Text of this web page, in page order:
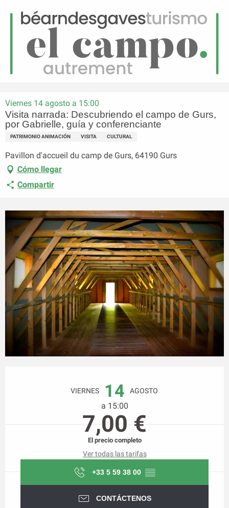
Menú
Página principal
Visita narrada: Descubriendo el campo de Gurs, por Gabrielle, guía y
conferenciante
Viernes 14 agosto a 15:00
Visita narrada: Descubriendo el campo de Gurs,
por Gabrielle, guía y conferenciante
PATRIMONIO ANIMACIÓN VISITA CULTURAL
Pavillon d'accueil du camp de Gurs, 64190 Gurs
Cómo llegar
Compartir
VIERNES 14 AGOSTO
a 15:00
7,00 €
El precio completo
Ver todas las tarifas
+33 5 59 38 00 ▒▒
CONTÁCTENOS